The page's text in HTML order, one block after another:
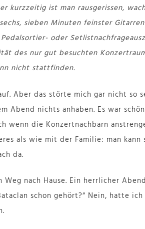
kurzzeitig ist man rausgerissen,
sieben Minuten feinster
oder
des nur gut besuchten
nicht stattfinden.
Aber das störte mich gar nicht so
Abend nichts anhaben. Es war
wenn die Konzertnachbarn
als wie mit der Familie: man
da.
nach Hause. Ein herrlicher
schon gehört?“ Nein, hatte